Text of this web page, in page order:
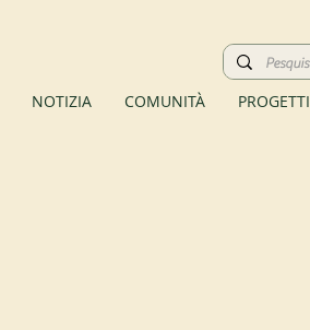
NOTIZIA COMUNITÀ PROGETTI